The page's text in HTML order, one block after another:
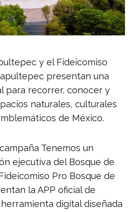
y el Fideicomiso
presentan una
para recorrer, conocer y
naturales, culturales
de México.
Tenemos un
ejecutiva del Bosque de
Pro Bosque de
la APP oficial de
digital diseñada